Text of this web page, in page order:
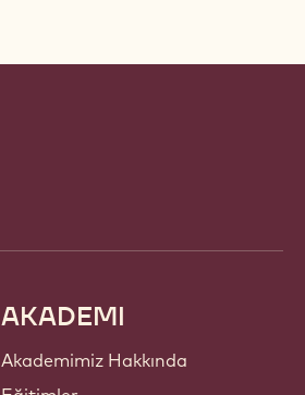
AKADEMI
Akademimiz Hakkında